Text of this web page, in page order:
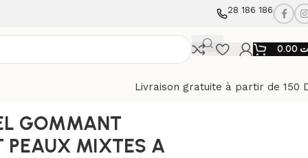
28 186 186
Livraison gratuite à partir de 150
PEAUX MIXTES A GRASSES 100ML
GOMMANT
PEAUX MIXTES A